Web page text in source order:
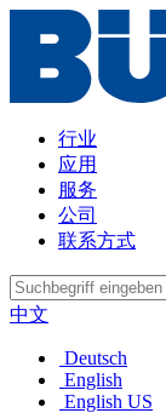
行业
应用
服务
公司
联系方式
中文
Deutsch
English
English US